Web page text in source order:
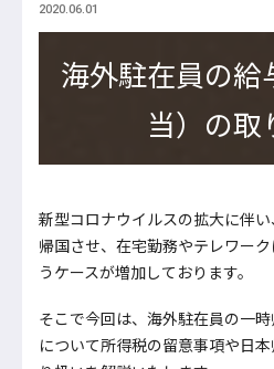
2020.06.01
海外駐在員の給
当）の取
新型コロナウイルスの拡大に伴
帰国させ、在宅勤務やテレワー
うケースが増加しております。
そこで今回は、海外駐在員の一
について所得税の留意事項や日